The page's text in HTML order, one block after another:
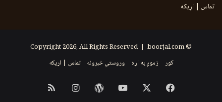
تماس | اړیکه
© Copyright 2026, All Rights Reserved |
boorjal.com
کور
زموږ په اړه وروستي خبرونه تماس | اړیکه
Facebook
YouTube
WordPress
Instagram
RSS